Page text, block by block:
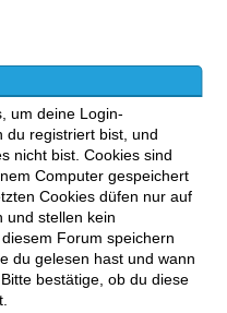
um deine Login-
du registriert bist, und
nicht bist. Cookies sind
Computer gespeichert
Cookies düfen nur auf
und stellen kein
Forum speichern
du gelesen hast und wann
bestätige, ob du diese